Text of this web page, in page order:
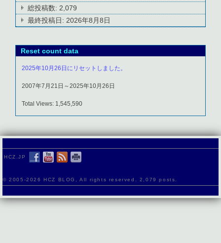
総投稿数: 2,079
最終投稿日: 2026年8月8日
Reset count data
2025年10月26日にリセットしました。
2007年7月21日～2025年10月26日
Total Views: 1,545,590
HCZ.JP
© 2005-2026 HCZ BLOG, All rights reserved. 2,079 posts.